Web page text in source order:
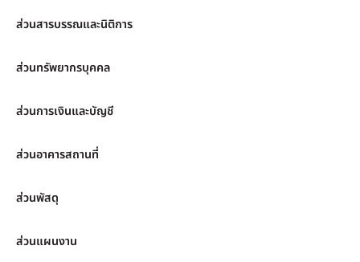
ส่วนสารบรรณและนิติการ
ส่วนทรัพยากรบุคคล
ส่วนการเงินและบัญชี
ส่วนอาคารสถานที่
ส่วนพัสดุ
ส่วนแผนงาน